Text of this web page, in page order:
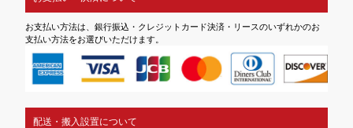
お支払い方法は、銀行振込・クレジットカード決済・リースのいずれかのお
支払い方法をお選びいただけます。
配送・搬入設置について